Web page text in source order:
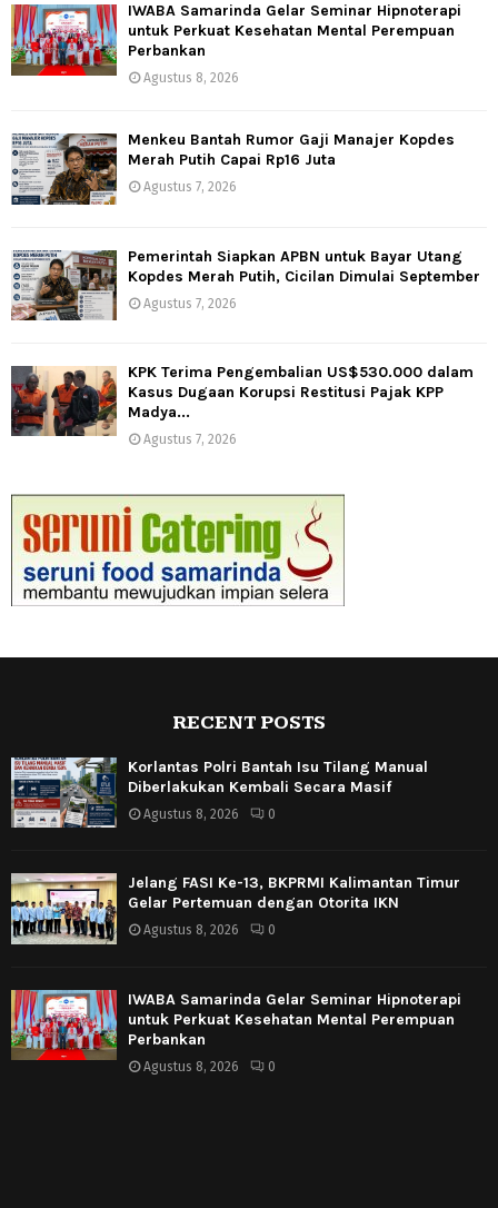
IWABA Samarinda Gelar Seminar Hipnoterapi
untuk Perkuat Kesehatan Mental Perempuan
Perbankan
Agustus 8, 2026
Menkeu Bantah Rumor Gaji Manajer Kopdes
Merah Putih Capai Rp16 Juta
Agustus 7, 2026
Pemerintah Siapkan APBN untuk Bayar Utang
Kopdes Merah Putih, Cicilan Dimulai September
Agustus 7, 2026
KPK Terima Pengembalian US$530.000 dalam
Kasus Dugaan Korupsi Restitusi Pajak KPP
Madya...
Agustus 7, 2026
RECENT POSTS
Korlantas Polri Bantah Isu Tilang Manual
Diberlakukan Kembali Secara Masif
Agustus 8, 2026 0
Jelang FASI Ke-13, BKPRMI Kalimantan Timur
Gelar Pertemuan dengan Otorita IKN
Agustus 8, 2026 0
IWABA Samarinda Gelar Seminar Hipnoterapi
untuk Perkuat Kesehatan Mental Perempuan
Perbankan
Agustus 8, 2026 0